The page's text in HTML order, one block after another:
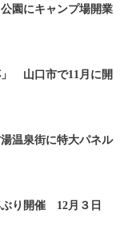
園にキャンプ場開業
」 山口市で11月に開
温泉街に特大パネル
ぶり開催 12月３日